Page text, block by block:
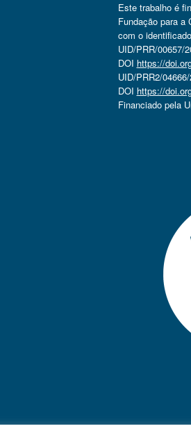
Este trabalho é
Fundação para a
com o
UID/PRR/00657/
DOI https://
UID/PRR2/
DOI https://
Financiado pela